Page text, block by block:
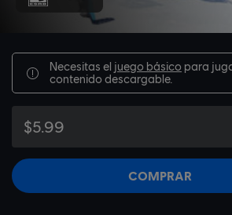
Necesitas el juego básico para
contenido descargable.
$5.99
COMPRAR